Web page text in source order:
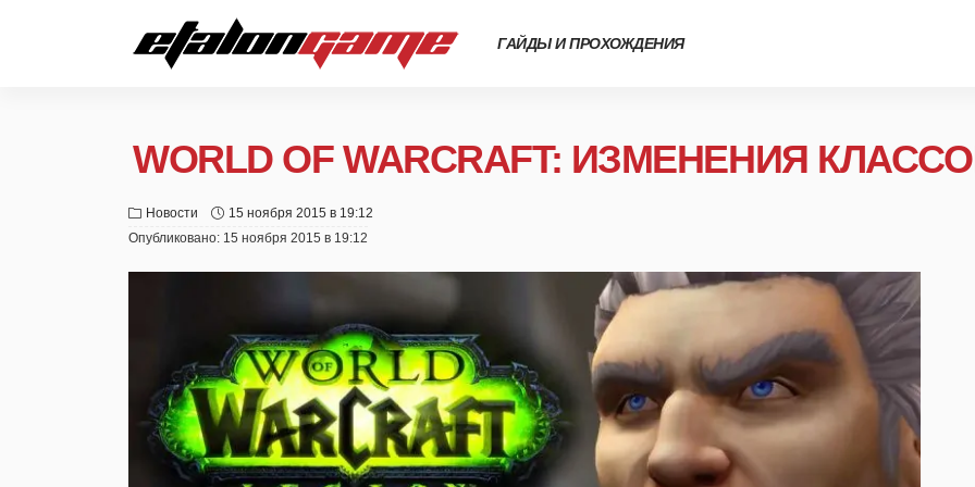
ГАЙДЫ И ПРОХОЖДЕНИЯ
WORLD OF WARCRAFT: ИЗМЕНЕНИЯ
Новости
15 ноября 2015 в 19:12
Опубликовано: 15 ноября 2015 в 19:12